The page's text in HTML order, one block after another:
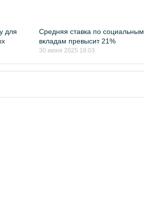
для
Средняя ставка по социальным
вкладам превысит 21%
30 июня 2025 18:03